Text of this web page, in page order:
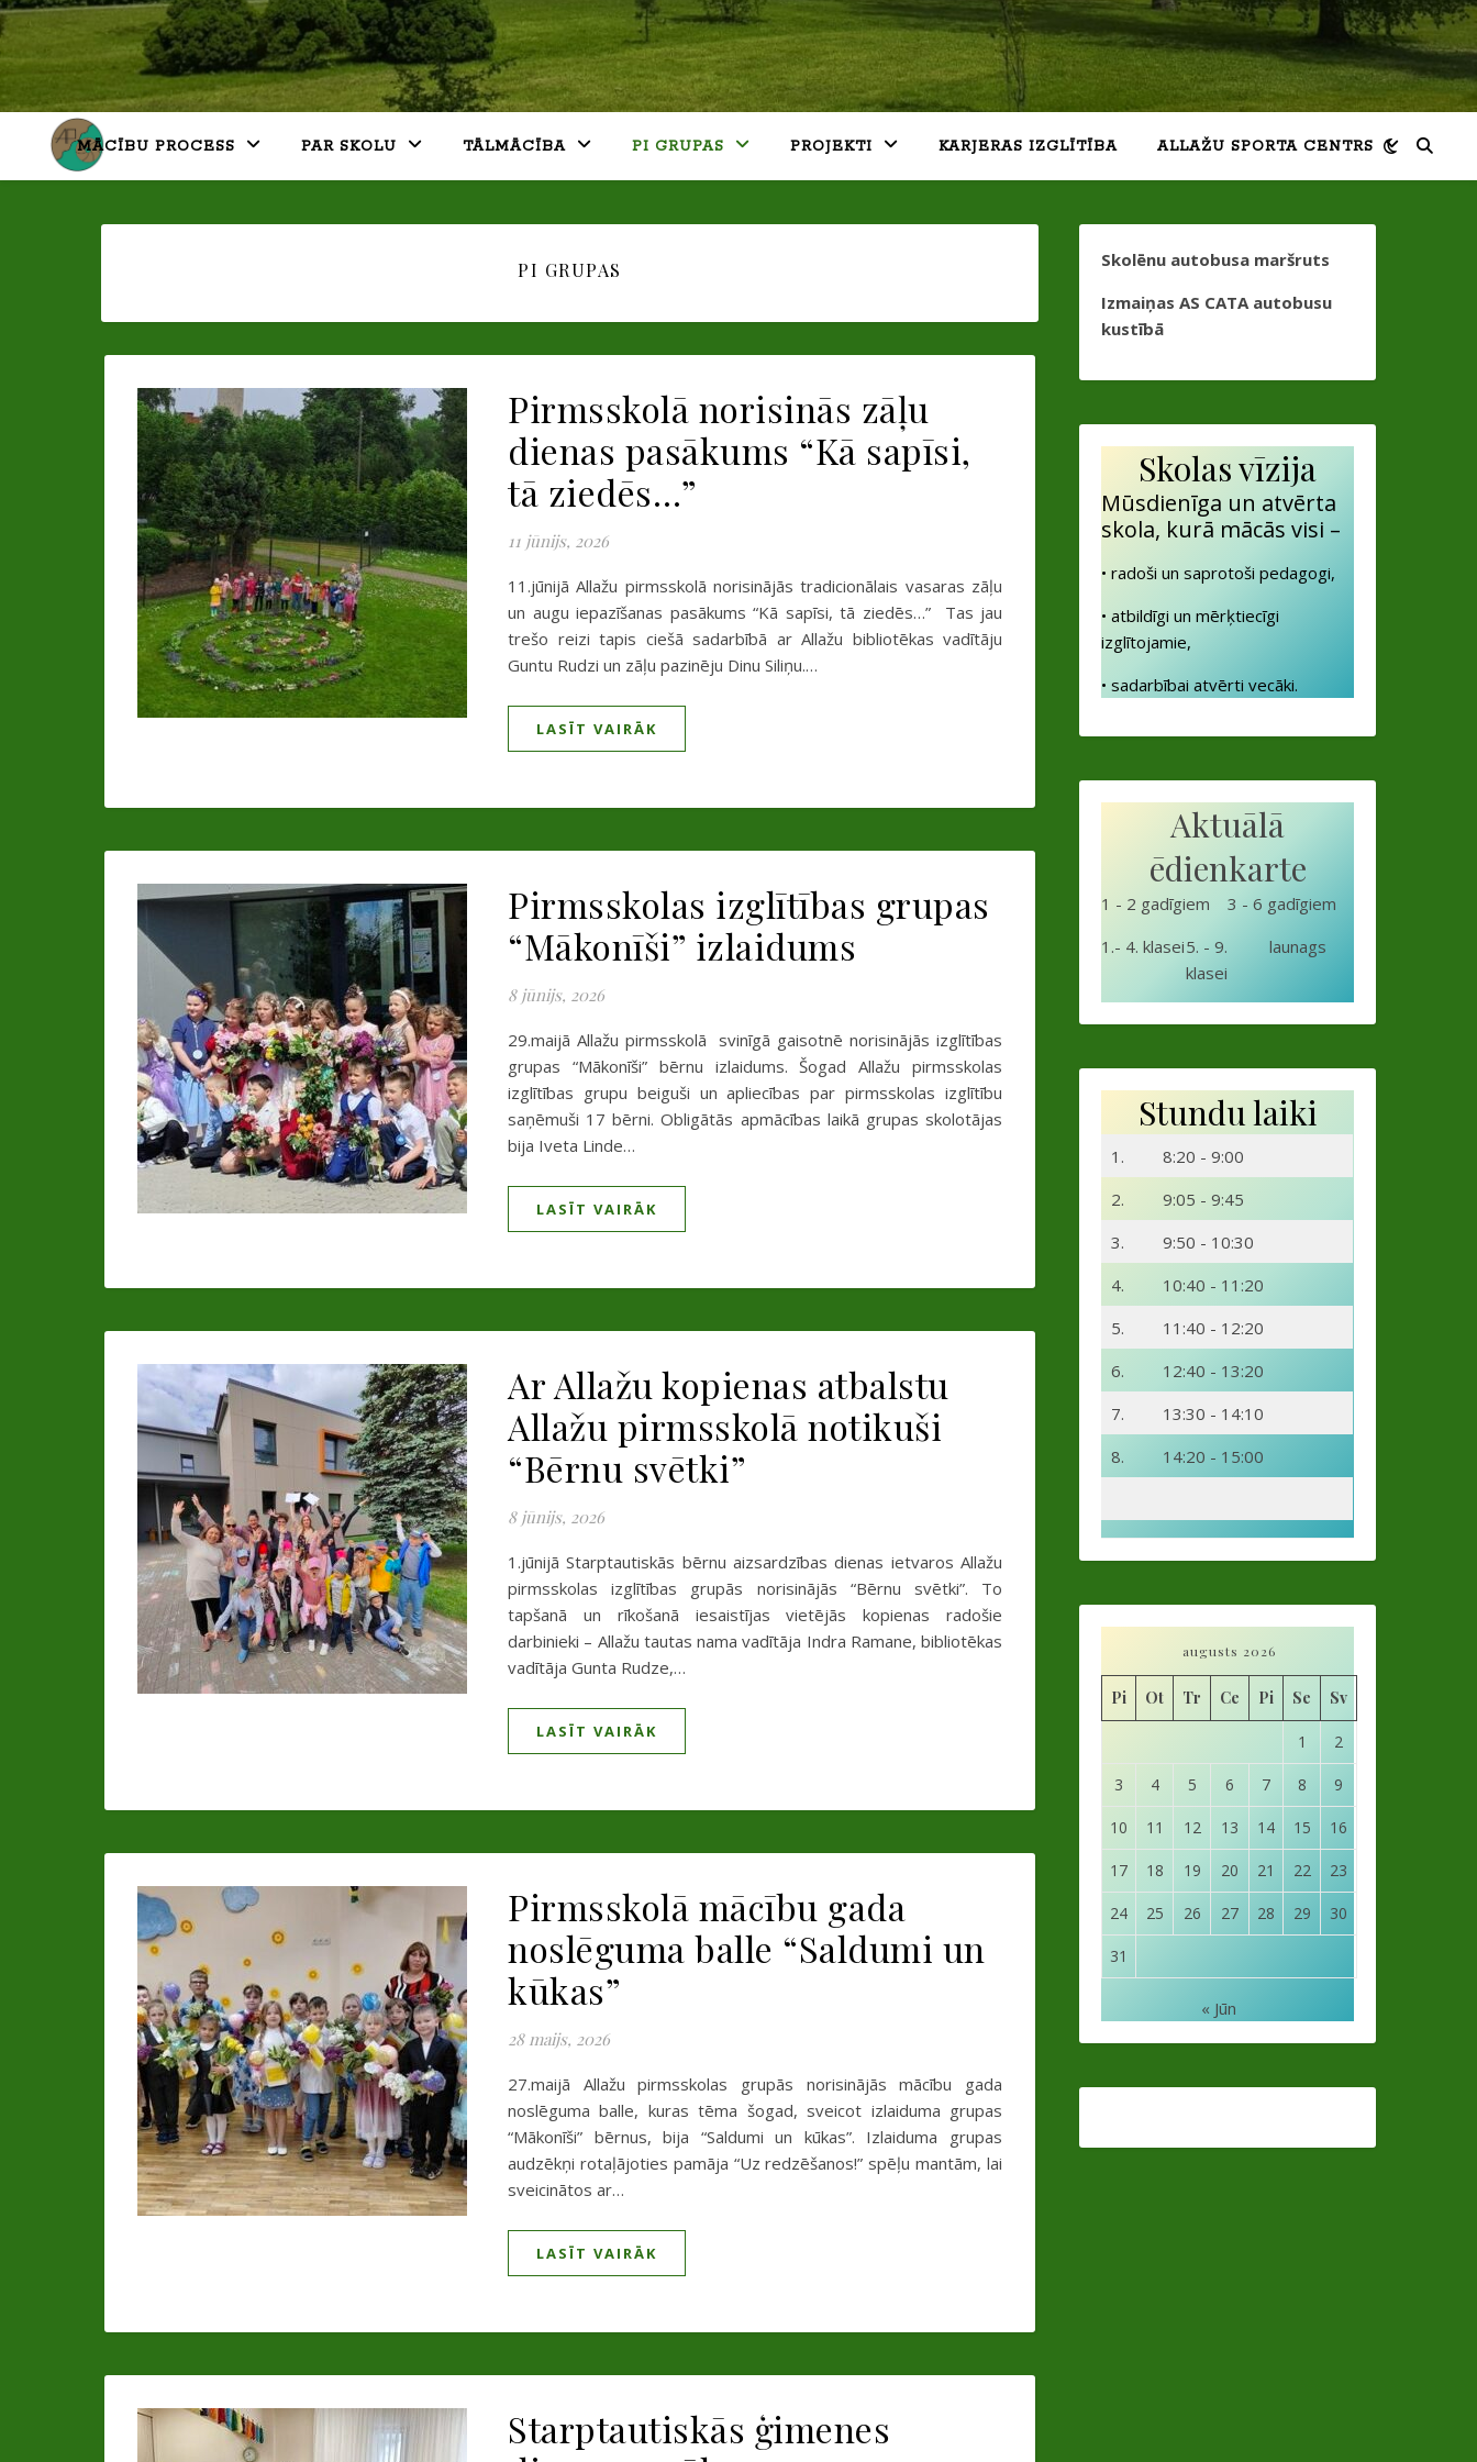
MĀCĪBU PROCESS PAR SKOLU TĀLMĀCĪBA PI GRUPAS PROJEKTI KARJERAS IZGLĪTĪBA ALLAŽU SPORTA CENTRS
PI GRUPAS
Pirmsskolā norisinās zāļu
dienas pasākums “Kā sapīsi,
tā ziedēs…”
11 jūnijs, 2026
11.jūnijā Allažu pirmsskolā norisinājās tradicionālais vasaras zāļu
un augu iepazīšanas pasākums “Kā sapīsi, tā ziedēs…” Tas jau
trešo reizi tapis ciešā sadarbībā ar Allažu bibliotēkas vadītāju
Guntu Rudzi un zāļu pazinēju Dinu Siliņu.…
LASĪT VAIRĀK
Pirmsskolas izglītības grupas
“Mākonīši” izlaidums
8 jūnijs, 2026
29.maijā Allažu pirmsskolā svinīgā gaisotnē norisinājās izglītības
grupas “Mākonīši” bērnu izlaidums. Šogad Allažu pirmsskolas
izglītības grupu beiguši un apliecības par pirmsskolas izglītību
saņēmuši 17 bērni. Obligātās apmācības laikā grupas skolotājas
bija Iveta Linde…
LASĪT VAIRĀK
Ar Allažu kopienas atbalstu
Allažu pirmsskolā notikuši
“Bērnu svētki”
8 jūnijs, 2026
1.jūnijā Starptautiskās bērnu aizsardzības dienas ietvaros Allažu
pirmsskolas izglītības grupās norisinājās “Bērnu svētki”. To
tapšanā un rīkošanā iesaistījas vietējās kopienas radošie
darbinieki – Allažu tautas nama vadītāja Indra Ramane, bibliotēkas
vadītāja Gunta Rudze,…
LASĪT VAIRĀK
Pirmsskolā mācību gada
noslēguma balle “Saldumi un
kūkas”
28 maijs, 2026
27.maijā Allažu pirmsskolas grupās norisinājās mācību gada
noslēguma balle, kuras tēma šogad, sveicot izlaiduma grupas
“Mākonīši” bērnus, bija “Saldumi un kūkas”. Izlaiduma grupas
audzēkņi rotaļājoties pamāja “Uz redzēšanos!” spēļu mantām, lai
sveicinātos ar…
LASĪT VAIRĀK
Starptautiskās ģimenes
Skolēnu autobusa maršruts
Izmaiņas AS CATA autobusu
kustībā
Skolas vīzija
Mūsdienīga un atvērta
skola, kurā mācās visi –
• radoši un saprotoši pedagogi,
• atbildīgi un mērķtiecīgi
izglītojamie,
• sadarbībai atvērti vecāki.
Aktuālā
ēdienkarte
1 - 2 gadīgiem
3 - 6 gadīgiem
1.- 4. klasei5. - 9.
klasei
launags
Stundu laiki
1.
8:20 - 9:00
2.
9:05 - 9:45
3.
9:50 - 10:30
4.
10:40 - 11:20
5.
11:40 - 12:20
6.
12:40 - 13:20
7.
13:30 - 14:10
8.
14:20 - 15:00
augusts 2026
Pi Ot Tr Ce Pi Se Sv
1 2
3 4 5 6 7 8 9
10 11 12 13 14 15 16
17 18 19 20 21 22 23
24 25 26 27 28 29 30
31
« Jūn